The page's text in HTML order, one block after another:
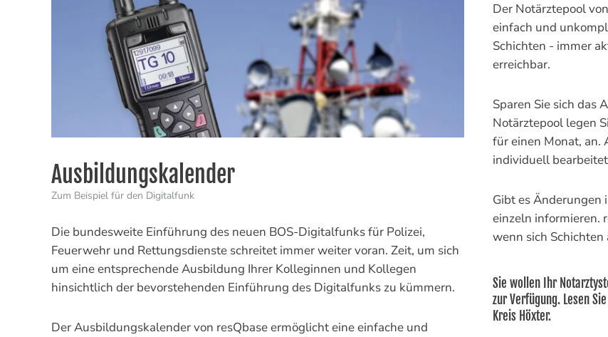
Ausbildungskalender
Zum Beispiel für den Digitalfunk
Die bundesweite Einführung des neuen BOS-Digitalfunks für Polizei,
Feuerwehr und Rettungsdienste schreitet immer weiter voran. Zeit, um sich
um eine entsprechende Ausbildung Ihrer Kolleginnen und Kollegen
hinsichtlich der bevorstehenden Einführung des Digitalfunks zu kümmern.
Der Ausbildungskalender von resQbase ermöglicht eine einfache und
Der Notärztepool
einfach und
Schichten - immer
erreichbar.
Sparen Sie sich das
Notärztepool legen
für einen Monat, an.
individuell
Gibt es Änderungen
einzeln informieren.
wenn sich Schichten
Sie wollen Ihr
zur Verfügung. Lesen
Kreis Höxter.